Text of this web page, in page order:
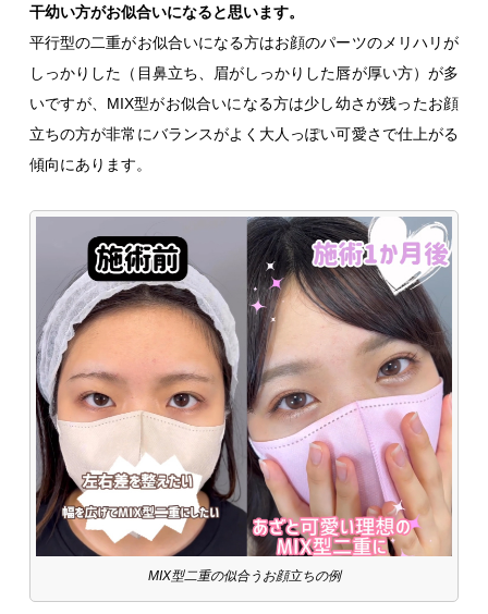
干幼い方がお似合いになると思います。
平行型の二重がお似合いになる方はお顔のパーツのメリハリが
しっかりした（目鼻立ち、眉がしっかりした唇が厚い方）が多
いですが、MIX型がお似合いになる方は少し幼さが残ったお顔
立ちの方が非常にバランスがよく大人っぽい可愛さで仕上がる
傾向にあります。
MIX型二重の似合うお顔立ちの例